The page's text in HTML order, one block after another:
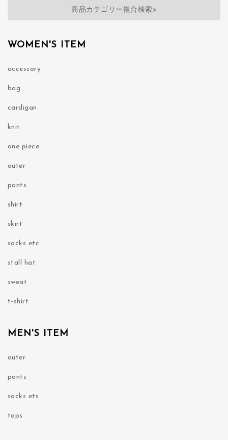
商品カテゴリー複合検索>
WOMEN'S ITEM
accessory
bag
cardigan
knit
one piece
outer
pants
shirt
skirt
socks etc
stall hat
sweat
t-shirt
MEN'S ITEM
outer
pants
socks ets
tops